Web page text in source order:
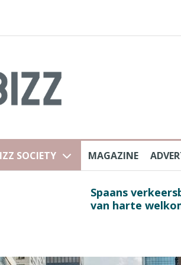
SOCIETY MAGAZINE
verkeersbureau na